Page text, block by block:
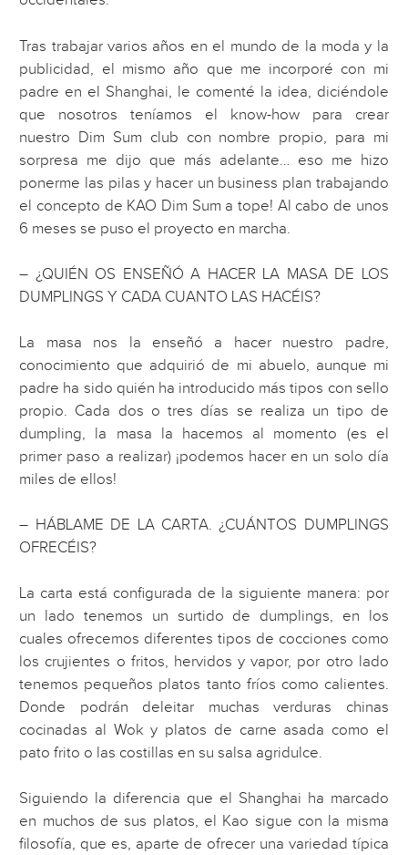
Tras trabajar varios años en el mundo de la moda y la
publicidad, el mismo año que me incorporé con mi
padre en el Shanghai, le comenté la idea, diciéndole
que nosotros teníamos el know-how para crear
nuestro Dim Sum club con nombre propio, para mi
sorpresa me dijo que más adelante… eso me hizo
ponerme las pilas y hacer un business plan trabajando
el concepto de KAO Dim Sum a tope! Al cabo de unos
6 meses se puso el proyecto en marcha.
– ¿QUIÉN OS ENSEÑÓ A HACER LA MASA DE LOS
DUMPLINGS Y CADA CUANTO LAS HACÉIS?
La masa nos la enseñó a hacer nuestro padre,
conocimiento que adquirió de mi abuelo, aunque mi
padre ha sido quién ha introducido más tipos con sello
propio. Cada dos o tres días se realiza un tipo de
dumpling, la masa la hacemos al momento (es el
primer paso a realizar) ¡podemos hacer en un solo día
miles de ellos!
– HÁBLAME DE LA CARTA. ¿CUÁNTOS DUMPLINGS
OFRECÉIS?
La carta está configurada de la siguiente manera: por
un lado tenemos un surtido de dumplings, en los
cuales ofrecemos diferentes tipos de cocciones como
los crujientes o fritos, hervidos y vapor, por otro lado
tenemos pequeños platos tanto fríos como calientes.
Donde podrán deleitar muchas verduras chinas
cocinadas al Wok y platos de carne asada como el
pato frito o las costillas en su salsa agridulce.
Siguiendo la diferencia que el Shanghai ha marcado
en muchos de sus platos, el Kao sigue con la misma
filosofía, que es, aparte de ofrecer una variedad típica